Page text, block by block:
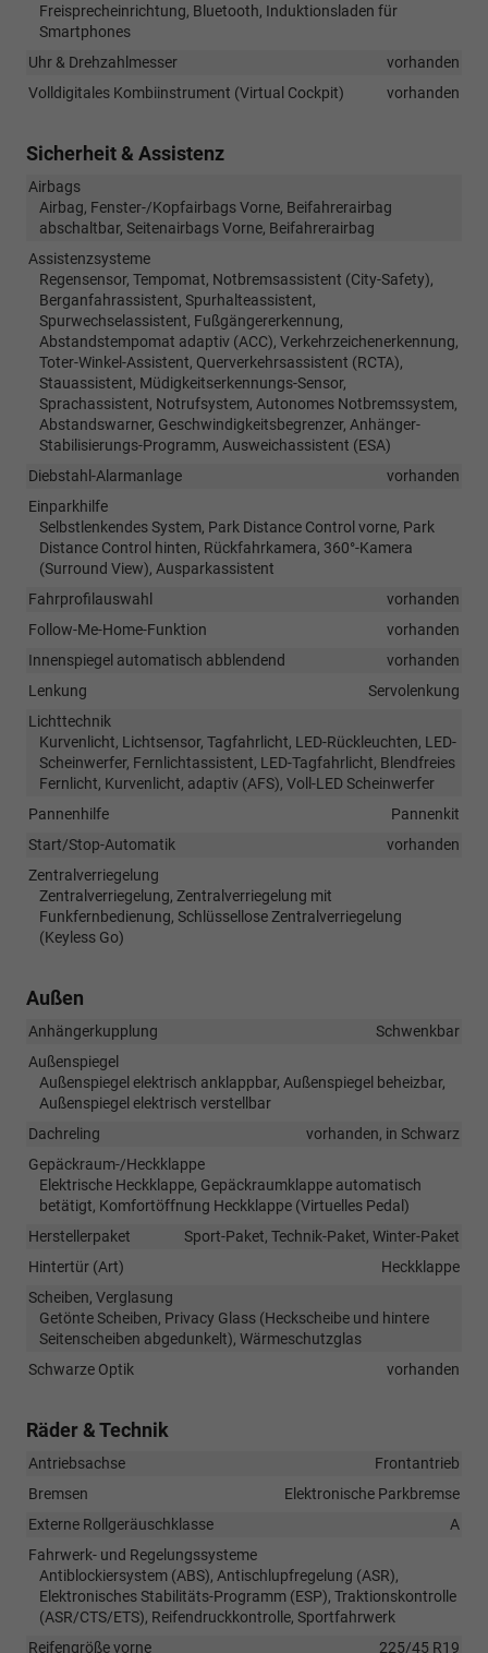
Freisprecheinrichtung, Bluetooth, Induktionsladen für
Smartphones
Uhr & Drehzahlmesser
vorhanden
Volldigitales Kombiinstrument (Virtual Cockpit)
vorhanden
Sicherheit & Assistenz
Airbags
Airbag, Fenster-/Kopfairbags Vorne, Beifahrerairbag
abschaltbar, Seitenairbags Vorne, Beifahrerairbag
Assistenzsysteme
Regensensor, Tempomat, Notbremsassistent (City-Safety),
Berganfahrassistent, Spurhalteassistent,
Spurwechselassistent, Fußgängererkennung,
Abstandstempomat adaptiv (ACC), Verkehrzeichenerkennung,
Toter-Winkel-Assistent, Querverkehrsassistent (RCTA),
Stauassistent, Müdigkeitserkennungs-Sensor,
Sprachassistent, Notrufsystem, Autonomes Notbremssystem,
Abstandswarner, Geschwindigkeitsbegrenzer, Anhänger-
Stabilisierungs-Programm, Ausweichassistent (ESA)
Diebstahl-Alarmanlage
vorhanden
Einparkhilfe
Selbstlenkendes System, Park Distance Control vorne, Park
Distance Control hinten, Rückfahrkamera, 360°-Kamera
(Surround View), Ausparkassistent
Fahrprofilauswahl
vorhanden
Follow-Me-Home-Funktion
vorhanden
Innenspiegel automatisch abblendend
vorhanden
Lenkung
Servolenkung
Lichttechnik
Kurvenlicht, Lichtsensor, Tagfahrlicht, LED-Rückleuchten, LED-
Scheinwerfer, Fernlichtassistent, LED-Tagfahrlicht, Blendfreies
Fernlicht, Kurvenlicht, adaptiv (AFS), Voll-LED Scheinwerfer
Pannenhilfe
Pannenkit
Start/Stop-Automatik
vorhanden
Zentralverriegelung
Zentralverriegelung, Zentralverriegelung mit
Funkfernbedienung, Schlüssellose Zentralverriegelung
(Keyless Go)
Außen
Anhängerkupplung
Schwenkbar
Außenspiegel
Außenspiegel elektrisch anklappbar, Außenspiegel beheizbar,
Außenspiegel elektrisch verstellbar
Dachreling
vorhanden, in Schwarz
Gepäckraum-/Heckklappe
Elektrische Heckklappe, Gepäckraumklappe automatisch
betätigt, Komfortöffnung Heckklappe (Virtuelles Pedal)
Herstellerpaket
Sport-Paket, Technik-Paket, Winter-Paket
Hintertür (Art)
Heckklappe
Scheiben, Verglasung
Getönte Scheiben, Privacy Glass (Heckscheibe und hintere
Seitenscheiben abgedunkelt), Wärmeschutzglas
Schwarze Optik
vorhanden
Räder & Technik
Antriebsachse
Frontantrieb
Bremsen
Elektronische Parkbremse
Externe Rollgeräuschklasse
A
Fahrwerk- und Regelungssysteme
Antiblockiersystem (ABS), Antischlupfregelung (ASR),
Elektronisches Stabilitäts-Programm (ESP), Traktionskontrolle
(ASR/CTS/ETS), Reifendruckkontrolle, Sportfahrwerk
Reifengröße vorne
225/45 R19